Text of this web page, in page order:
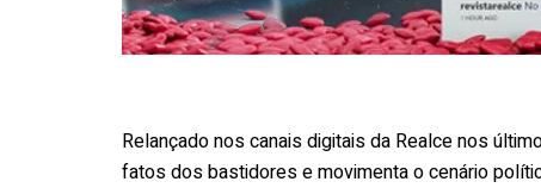
Relançado nos canais digitais da Realce nos
fatos dos bastidores e movimenta o cenário